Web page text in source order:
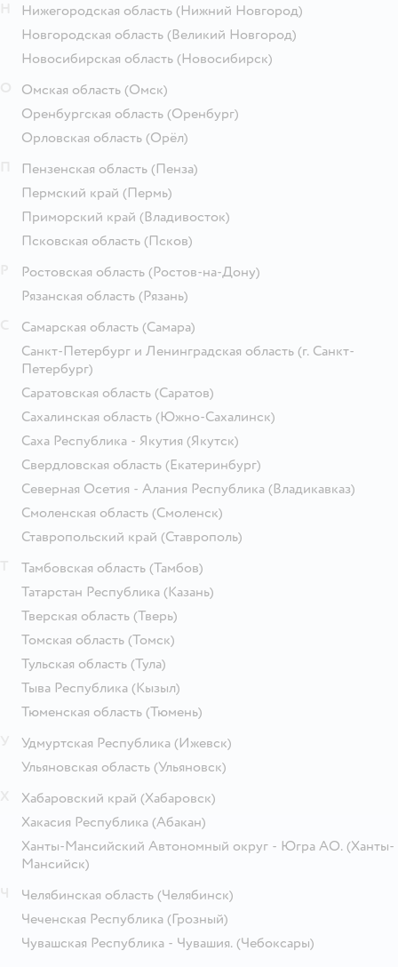
Нижегородская область (Нижний Новгород)
Новгородская область (Великий Новгород)
Новосибирская область (Новосибирск)
Омская область (Омск)
Оренбургская область (Оренбург)
Орловская область (Орёл)
Пензенская область (Пенза)
Пермский край (Пермь)
Приморский край (Владивосток)
Псковская область (Псков)
Ростовская область (Ростов-на-Дону)
Рязанская область (Рязань)
Самарская область (Самара)
Санкт-Петербург и Ленинградская область (г. Санкт-
Петербург)
Саратовская область (Саратов)
Сахалинская область (Южно-Сахалинск)
Саха Республика - Якутия (Якутск)
Свердловская область (Екатеринбург)
Северная Осетия - Алания Республика (Владикавказ)
Смоленская область (Смоленск)
Ставропольский край (Ставрополь)
Тамбовская область (Тамбов)
Татарстан Республика (Казань)
Тверская область (Тверь)
Томская область (Томск)
Тульская область (Тула)
Тыва Республика (Кызыл)
Тюменская область (Тюмень)
Удмуртская Республика (Ижевск)
Ульяновская область (Ульяновск)
Хабаровский край (Хабаровск)
Хакасия Республика (Абакан)
Ханты-Мансийский Автономный округ - Югра АО. (Ханты-
Мансийск)
Челябинская область (Челябинск)
Чеченская Республика (Грозный)
Чувашская Республика - Чувашия. (Чебоксары)